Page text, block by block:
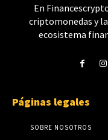
En
criptomonedas y
ecosistema
Páginas legales
SOBRE NOSOTROS